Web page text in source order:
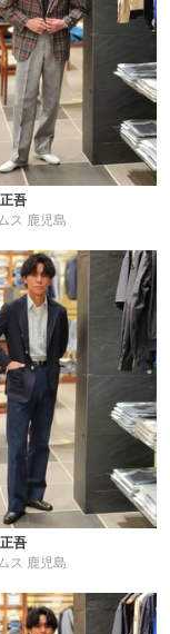
吾
ス 鹿児島
吾
ス 鹿児島